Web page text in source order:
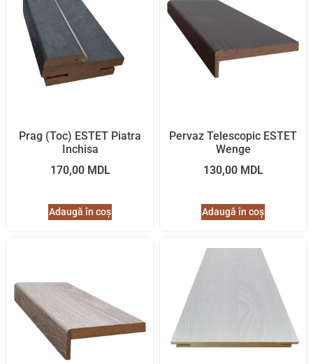
Prag (Toc) ESTET Piatra
Inchisa
170,00 MDL
Adaugă în coș
Pervaz Telescopic ESTET
Wenge
130,00 MDL
Adaugă în coș